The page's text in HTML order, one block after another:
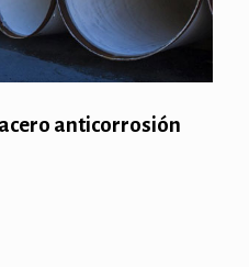
anticorrosión